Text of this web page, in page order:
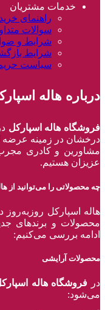
خدمات مشتریان
راهنمای خرید
سوالات
شرایط و
شرایط
سیاست
درباره هاله
فروشگاه هاله اسپارکل
درخشان در زمینه عرضه
مشاورین و کادری
عزیزان هستیم.
چه محصولاتی را می‌توانید از
هاله اسپارکل
محصولات و برند‌های
ادامه بررسی می‌کنیم:
محصولات آرایشی
در فروشگاه هاله
می‌شود: